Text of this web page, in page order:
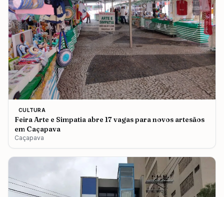
CULTURA
Feira Arte e Simpatia abre 17 vagas para novos artesãos
em Caçapava
Caçapava